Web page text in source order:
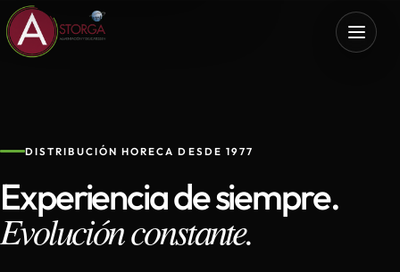
DISTRIBUCIÓN HORECA DESDE 1977
Experiencia de siempre.
Evolución constante.